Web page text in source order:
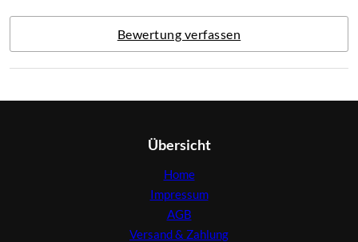
Bewertung verfassen
Übersicht
Home
Impressum
AGB
Versand & Zahlung